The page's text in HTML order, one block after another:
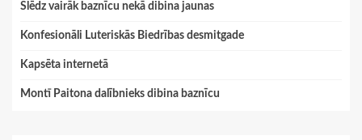
Slēdz vairāk baznīcu nekā dibina jaunas
Konfesionāli Luteriskās Biedrības desmitgade
Kapsēta internetā
Montī Paitona dalībnieks dibina baznīcu